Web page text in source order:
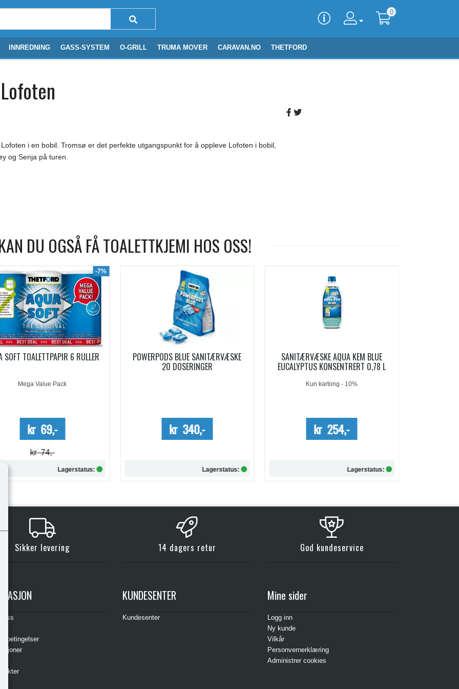
0
INNREDNING GASS-SYSTEM O-GRILL TRUMA MOVER CARAVAN.NO THETFORD
i en bobil. Tromsø er det perfekte utgangspunkt for å oppleve Lofoten i bobil,
og Senja på turen.
DU OGSÅ FÅ TOALETTKJEMI HOS OSS!
POWERPODS BLUE SANITÆRVÆSKE
kr 340,-
Lagerstatus:
SANITÆRVÆSKE AQUA KEM BLUE
EUCALYPTUS KONSENTRERT 0,78 L
kr 254,-
Lagerstatus:
AQUA KEM BLUE SACHETS
SANITÆRVÆSKE 15 DOSER
kr 209,-
Lagerstatus:
Sikker levering 14 dagers retur God kundeservice
oss
KUNDESENTER
Kundesenter
Mine sider
Logg inn
Ny kunde
Vilkår
Personvernerklæring
Administrer cookies